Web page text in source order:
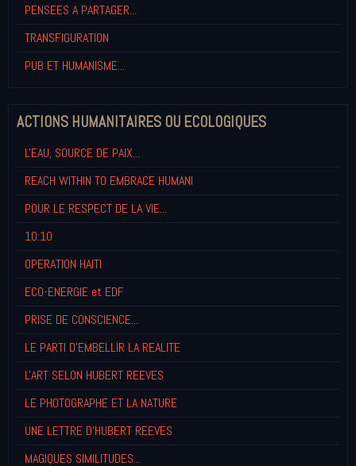
PENSEES A PARTAGER...
TRANSFIGURATION
PUB ET HUMANISME...
ACTIONS HUMANITAIRES OU ECOLOGIQUES
L'EAU, SOURCE DE PAIX...
REACH WITHIN TO EMBRACE HUMANI
POUR LE RESPECT DE LA VIE...
10:10
OPERATION HAITI
ECO-ENERGIE et EDF
PRISE DE CONSCIENCE...
LE PARTI D'EMBELLIR LA REALITE
L'ART SELON HUBERT REEVES
LE PHOTOGRAPHE ET LA NATURE
UNE LETTRE D'HUBERT REEVES
MAGIQUES SIMILITUDES...